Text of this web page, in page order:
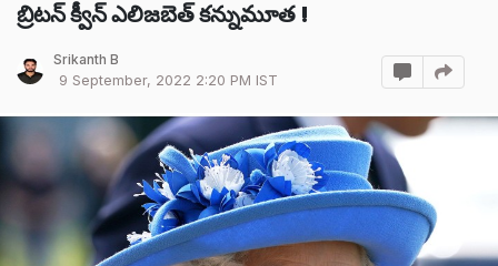
బ్రిటన్ క్వీన్‌ ఎలిజబెత్‌ కన్నుమూత !
Srikanth B
9 September, 2022 2:20 PM IST